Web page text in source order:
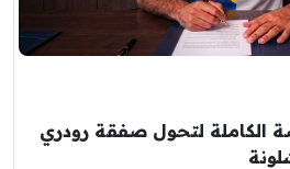
الكاملة لتحول صفقة رودري